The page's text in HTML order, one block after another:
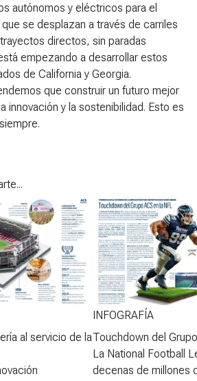
autónomos y eléctricos para el
se desplazan a través de carriles
directos, sin paradas
empezando a desarrollar estos
de California y Georgia.
que construir un futuro mejor
innovación y la sostenibilidad. Esto es
al servicio de la
INFOGRAFÍA
Touchdown del
La National Football
decenas de millones